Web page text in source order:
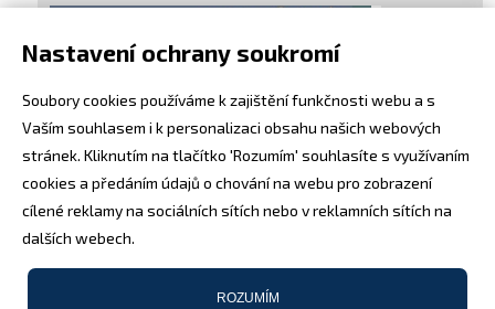
Nastavení ochrany soukromí
Soubory cookies používáme k zajištění funkčnosti webu a s
Vaším souhlasem i k personalizaci obsahu našich webových
stránek. Kliknutím na tlačítko 'Rozumím' souhlasíte s využívaním
cookies a předáním údajů o chování na webu pro zobrazení
cílené reklamy na sociálních sítích nebo v reklamních sítích na
dalších webech.
ROZUMÍM